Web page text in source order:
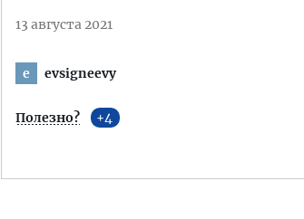
13 августа 2021
e evsigneevy
Полезно? 4